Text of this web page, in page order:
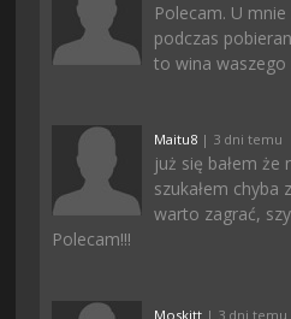
Polecam. U
podczas
to wina waszego
Maitu8 | 3 dni temu
już się bałem że
szukałem chyba
warto zagrać,
Polecam!!!
Moskitt | 3 dni temu